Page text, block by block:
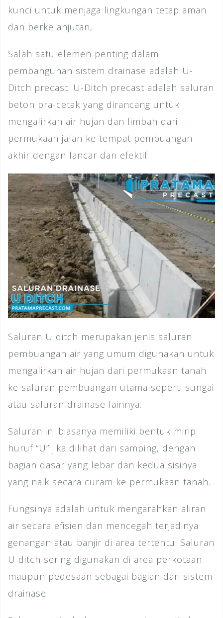
kunci untuk menjaga lingkungan tetap aman
dan berkelanjutan,
Salah satu elemen penting dalam
pembangunan sistem drainase adalah U-
Ditch precast. U-Ditch precast adalah saluran
beton pra-cetak yang dirancang untuk
mengalirkan air hujan dan limbah dari
permukaan jalan ke tempat pembuangan
akhir dengan lancar dan efektif.
Saluran U ditch merupakan jenis saluran
pembuangan air yang umum digunakan untuk
mengalirkan air hujan dari permukaan tanah
ke saluran pembuangan utama seperti sungai
atau saluran drainase lainnya.
Saluran ini biasanya memiliki bentuk mirip
huruf “U” jika dilihat dari samping, dengan
bagian dasar yang lebar dan kedua sisinya
yang naik secara curam ke permukaan tanah.
Fungsinya adalah untuk mengarahkan aliran
air secara efisien dan mencegah terjadinya
genangan atau banjir di area tertentu. Saluran
U ditch sering digunakan di area perkotaan
maupun pedesaan sebagai bagian dari sistem
drainase.